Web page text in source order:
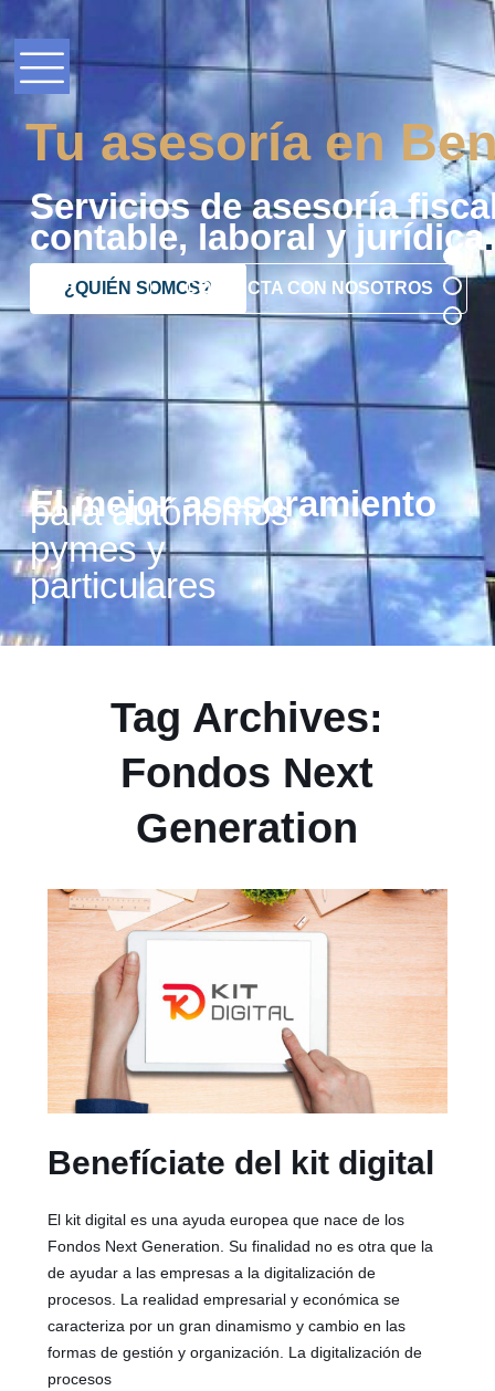
Tu asesoría en
Servicios de asesoría
contable, laboral y jurídica.
¿QUIÉN SOMOS?CONTACTA CON NOSOTROS
El mejor asesoramiento
para autónomos,
pymes y
particulares
Tag Archives:
Fondos Next
Generation
Benefíciate del kit digital
El kit digital es una ayuda europea que nace de los
Fondos Next Generation. Su finalidad no es otra que la
de ayudar a las empresas a la digitalización de
procesos. La realidad empresarial y económica se
caracteriza por un gran dinamismo y cambio en las
formas de gestión y organización. La digitalización de
procesos